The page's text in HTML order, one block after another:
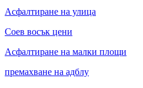
Асфалтиране на улица
Соев восък цени
Асфалтиране на малки площи
премахване на адблу